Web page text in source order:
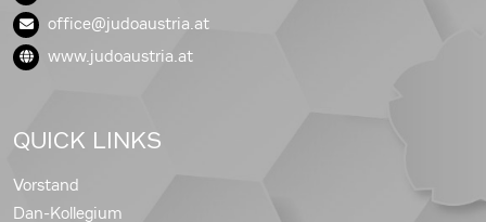
office@judoaustria.at
www.judoaustria.at
QUICK LINKS
Vorstand
Dan-Kollegium